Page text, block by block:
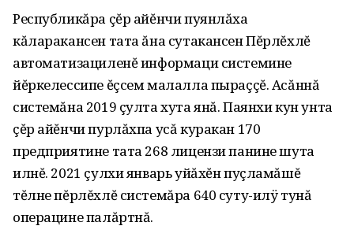
Республикăра çĕр айĕнчи пуянлăха
кăларакансен тата ăна сутакансен Пĕрлĕхлĕ
автоматизациленĕ информаци системине
йĕркелессипе ĕçсем малалла пыраççĕ. Асăннă
системăна 2019 çулта хута янă. Паянхи кун унта
çĕр айĕнчи пурлăхпа усă куракан 170
предприятине тата 268 лицензи панине шута
илнĕ. 2021 çулхи январь уйăхĕн пуçламăшĕ
тĕлне пĕрлĕхлĕ системăра 640 суту-илÿ тунă
операцине палăртнă.